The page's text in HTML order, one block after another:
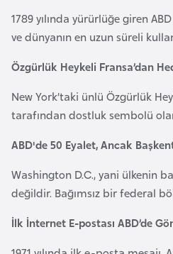
1789 yılında yürürlüğe giren
ve dünyanın en uzun süreli
Özgürlük Heykeli Fransa’dan
New York’taki ünlü Özgürlük
tarafından dostluk sembolü
ABD'de 50 Eyalet, Ancak
Washington D.C., yani ülkenin
değildir. Bağımsız bir federal
İlk İnternet E-postası ABD’de
i
n
a
n
m
a
r
a